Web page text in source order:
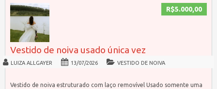
R$5.000,00
Vestido de noiva usado única vez
LUIZA ALLGAYER 13/07/2026 VESTIDO DE NOIVA
Vestido de noiva estruturado com laço removível Usado somente uma